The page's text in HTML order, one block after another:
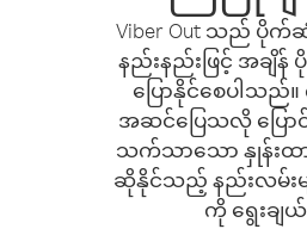
Viber Out သည် ပို
နည်းနည်းဖြင့် အချိန်
ပြောနိုင်စေပါသည်
အဆင်ပြေသလို ပြော
သက်သာသော နှုန်းထား
ဆိုနိုင်သည့် နည်းလမ်းမ
ကို ရွေးချယ်